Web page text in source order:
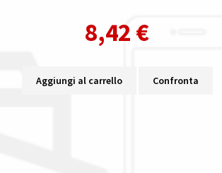
8,42 €
Aggiungi al carrello Confronta